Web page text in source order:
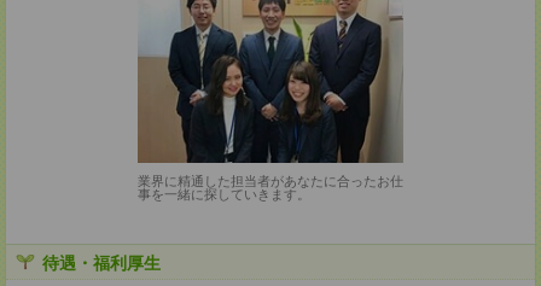
業界に精通した担当者があなたに合ったお仕
事を一緒に探していきます。
待遇・福利厚生